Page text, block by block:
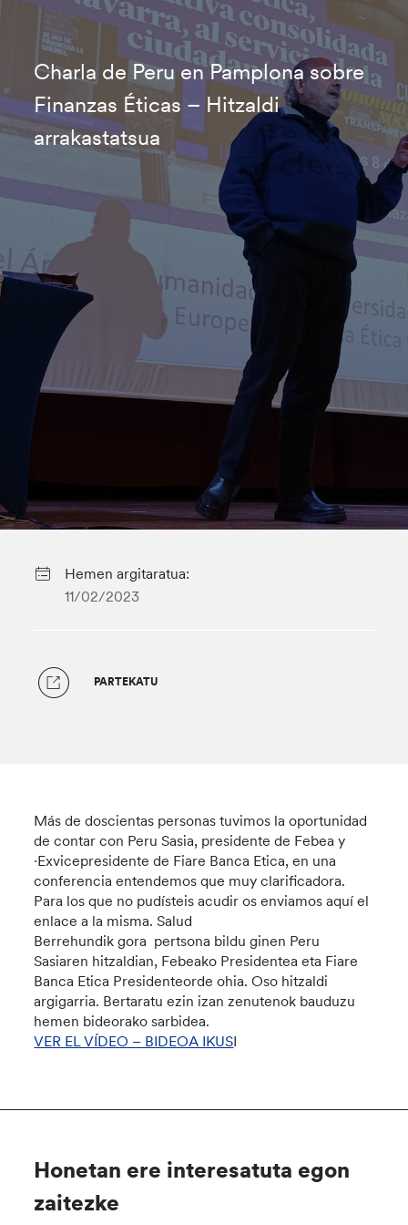
Charla de Peru en Pamplona sobre
Finanzas Éticas – Hitzaldi
arrakastatsua
Hemen argitaratua:
11/02/2023
PARTEKATU
Más de doscientas personas tuvimos la oportunidad
de contar con Peru Sasia, presidente de Febea y
·Exvicepresidente de Fiare Banca Etica, en una
conferencia entendemos que muy clarificadora.
Para los que no pudísteis acudir os enviamos aquí el
enlace a la misma. Salud
Berrehundik gora pertsona bildu ginen Peru
Sasiaren hitzaldian, Febeako Presidentea eta Fiare
Banca Etica Presidenteorde ohia. Oso hitzaldi
argigarria. Bertaratu ezin izan zenutenok bauduzu
hemen bideorako sarbidea.
VER EL VÍDEO – BIDEOA IKUSI
Honetan ere interesatuta egon
zaitezke